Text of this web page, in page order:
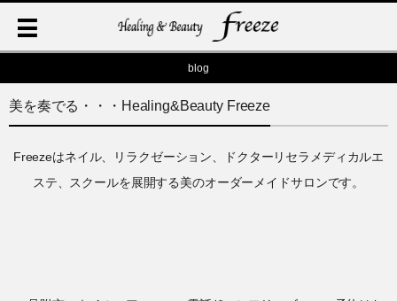
blog
美を奏でる・・・Healing&Beauty Freeze
Freezeはネイル、リラクゼーション、ドクターリセラメディカルエ
ステ、スクールを展開する美のオーダーメイドサロンです。